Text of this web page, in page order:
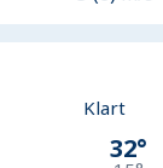
Klart
32°